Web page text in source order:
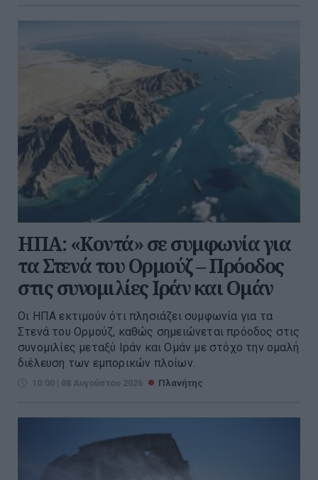
ΗΠΑ: «Κοντά» σε συμφωνία για
τα Στενά του Ορμούζ – Πρόοδος
στις συνομιλίες Ιράν και Ομάν
Οι ΗΠΑ εκτιμούν ότι πλησιάζει συμφωνία για τα
Στενά του Ορμούζ, καθώς σημειώνεται πρόοδος στις
συνομιλίες μεταξύ Ιράν και Ομάν με στόχο την ομαλή
διέλευση των εμπορικών πλοίων.
10:00 | 08 Αυγούστου 2026 Πλανήτης